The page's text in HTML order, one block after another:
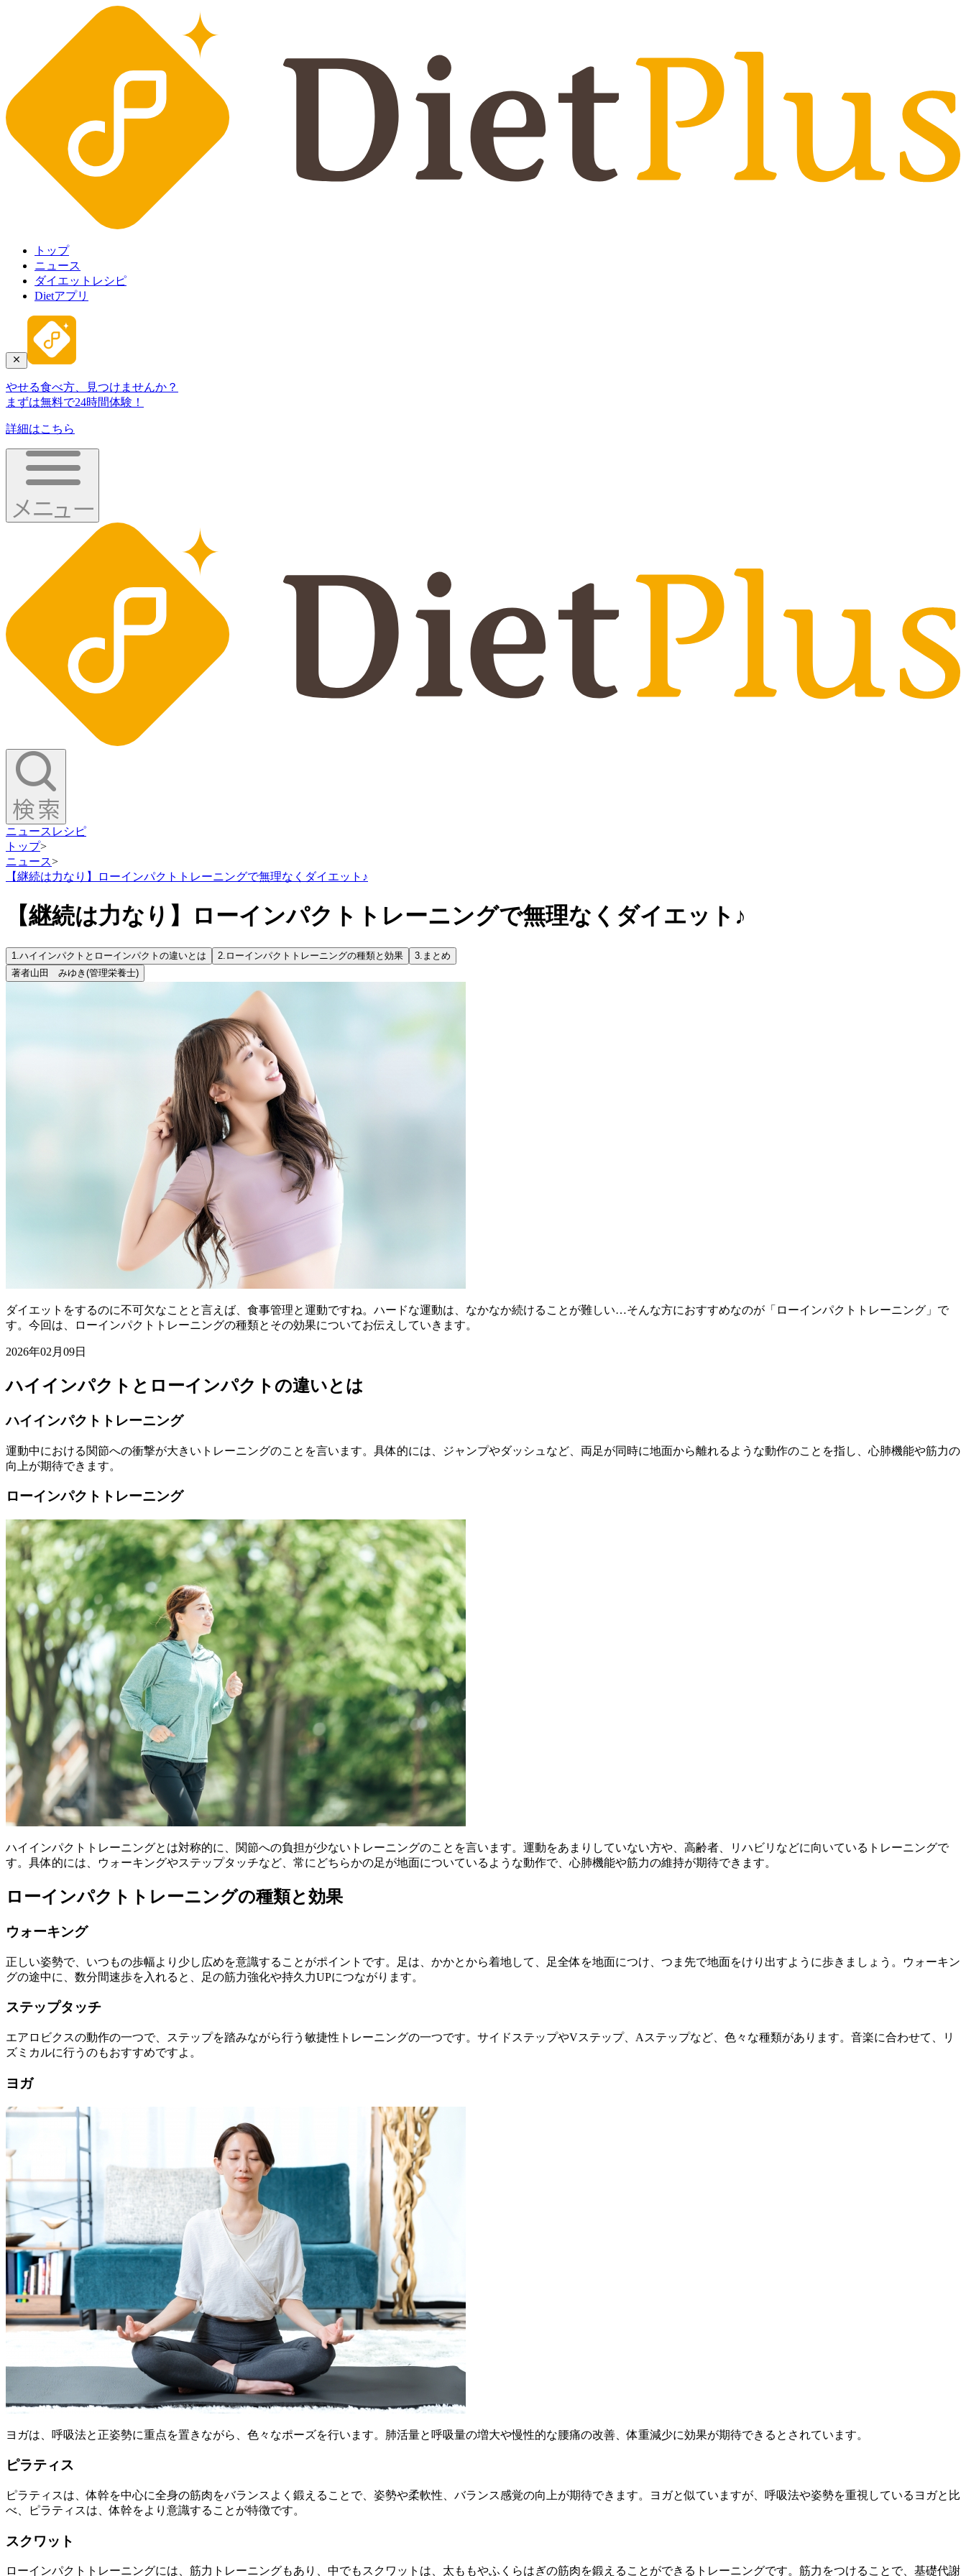
トップ
ニュース
ダイエットレシピ
Dietアプリ
やせる食べ方、見つけませんか？
まずは無料で24時間体験！
詳細はこちら
ニュース レシピ
トップ>
ニュース>
【継続は力なり】ローインパクトトレーニングで無理なくダイエット♪
【継続は力なり】ローインパクトトレーニングで無理なくダイエット♪
1.ハイインパクトとローインパクトの違いとは 2. ローインパクトトレーニングの種類と効果 3. まとめ
著者山田 みゆき (管理栄養士)
ダイエットをするのに不可欠なことと言えば、食事管理と運動ですね。ハードな運動は、なかなか続けることが難しい…そんな方におすすめなのが「ローインパクトトレーニング」で
す。今回は、ローインパクトトレーニングの種類とその効果についてお伝えしていきます。
2026年02月09日
ハイインパクトとローインパクトの違いとは
ハイインパクトトレーニング
運動中における関節への衝撃が大きいトレーニングのことを言います。具体的には、ジャンプやダッシュなど、両足が同時に地面から離れるような動作のことを指し、心肺機能や筋力の
向上が期待できます。
ローインパクトトレーニング
ハイインパクトトレーニングとは対称的に、関節への負担が少ないトレーニングのことを言います。運動をあまりしていない方や、高齢者、リハビリなどに向いているトレーニングで
す。具体的には、ウォーキングやステップタッチなど、常にどちらかの足が地面についているような動作で、心肺機能や筋力の維持が期待できます。
ローインパクトトレーニングの種類と効果
ウォーキング
正しい姿勢で、いつもの歩幅より少し広めを意識することがポイントです。足は、かかとから着地して、足全体を地面につけ、つま先で地面をけり出すように歩きましょう。ウォーキン
グの途中に、数分間速歩を入れると、足の筋力強化や持久力UPにつながります。
ステップタッチ
エアロビクスの動作の一つで、ステップを踏みながら行う敏捷性トレーニングの一つです。サイドステップやVステップ、Aステップなど、色々な種類があります。音楽に合わせて、リ
ズミカルに行うのもおすすめですよ。
ヨガ
ヨガは、呼吸法と正姿勢に重点を置きながら、色々なポーズを行います。肺活量と呼吸量の増大や慢性的な腰痛の改善、体重減少に効果が期待できるとされています。
ピラティス
ピラティスは、体幹を中心に全身の筋肉をバランスよく鍛えることで、姿勢や柔軟性、バランス感覚の向上が期待できます。ヨガと似ていますが、呼吸法や姿勢を重視しているヨガと比
べ、ピラティスは、体幹をより意識することが特徴です。
スクワット
ローインパクトトレーニングには、筋力トレーニングもあり、中でもスクワットは、太ももやふくらはぎの筋肉を鍛えることができるトレーニングです。筋力をつけることで、基礎代謝